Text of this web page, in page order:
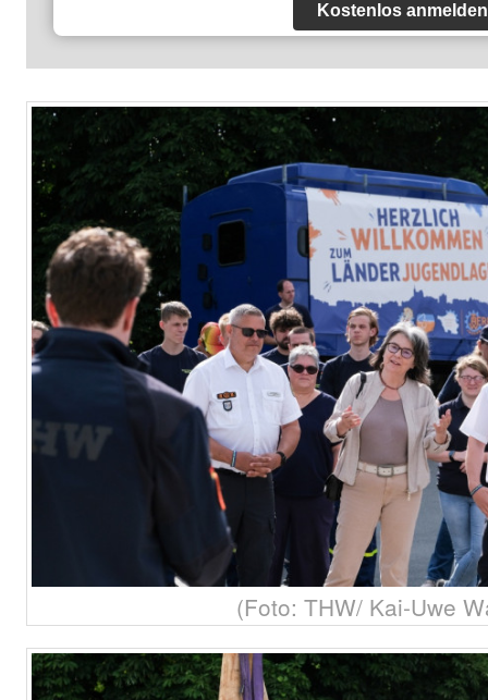
Kostenlos anmelden
(Foto: THW/ Kai-Uwe